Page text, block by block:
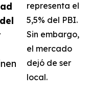
representa el
5,5% del PBI.
Sin embargo,
el mercado
dejó de ser
local.